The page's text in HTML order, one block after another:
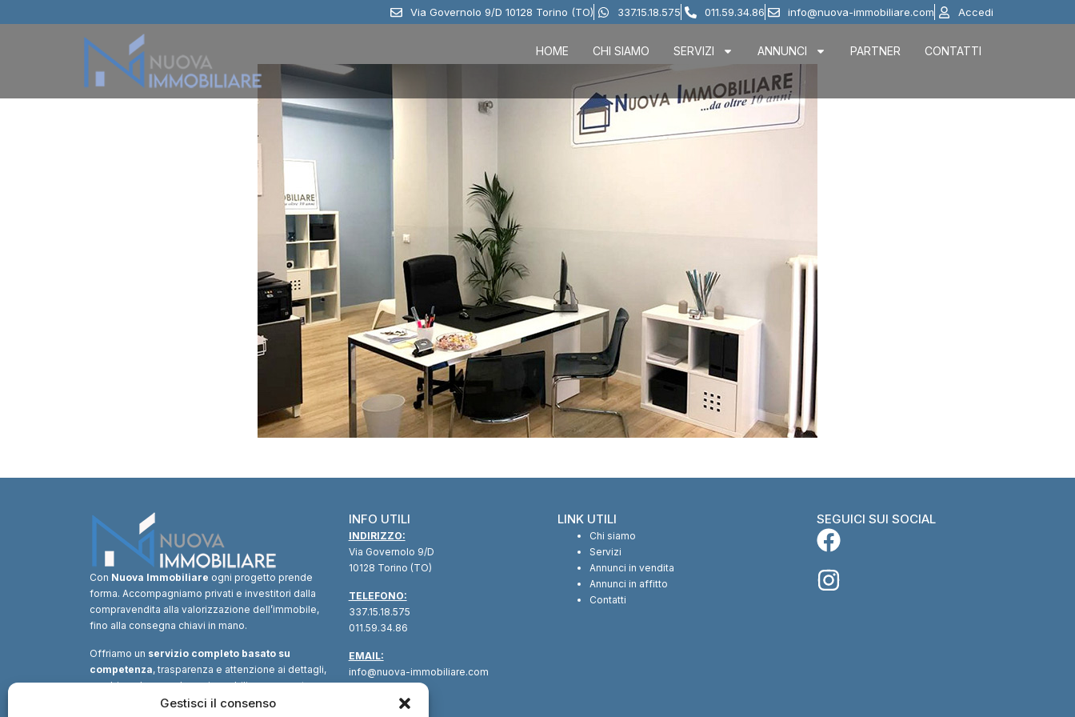
Gestisci il consenso
Via Governolo 9/D 10128 Torino (TO) 337.15.18.575 011.59.34.86 info@nuova-immobiliare.com Accedi
HOME CHI SIAMO SERVIZI ANNUNCI PARTNER CONTATTI
Con Nuova Immobiliare ogni progetto prende
forma. Accompagniamo privati e investitori dalla
compravendita alla valorizzazione dell’immobile,
fino alla consegna chiavi in mano.
Offriamo un servizio completo basato su
competenza, trasparenza e attenzione ai dettagli,
combinando consulenza immobiliare, supporto
tecnico e soluzioni finanziarie.Un unico
INFO UTILI
INDIRIZZO:
Via Governolo 9/D
10128 Torino (TO)
TELEFONO:
337.15.18.575
011.59.34.86
EMAIL:
info@nuova-immobiliare.com
LINK UTILI
Chi siamo
Servizi
Annunci in vendita
Annunci in affitto
Contatti
SEGUICI SUI SOCIAL